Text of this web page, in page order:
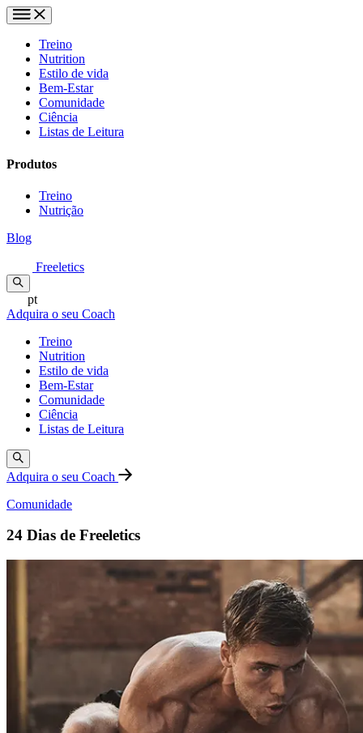
Treino
Nutrition
Estilo de vida
Bem-Estar
Comunidade
Ciência
Listas de Leitura
Produtos
Treino
Nutrição
Blog
Freeletics
pt
Adquira o seu Coach
Treino
Nutrition
Estilo de vida
Bem-Estar
Comunidade
Ciência
Listas de Leitura
Adquira o seu Coach
Comunidade
24 Dias de Freeletics